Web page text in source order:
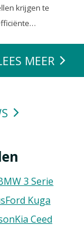
krijgen te
MEER
3 Serie
Ford Kuga
Kia Ceed